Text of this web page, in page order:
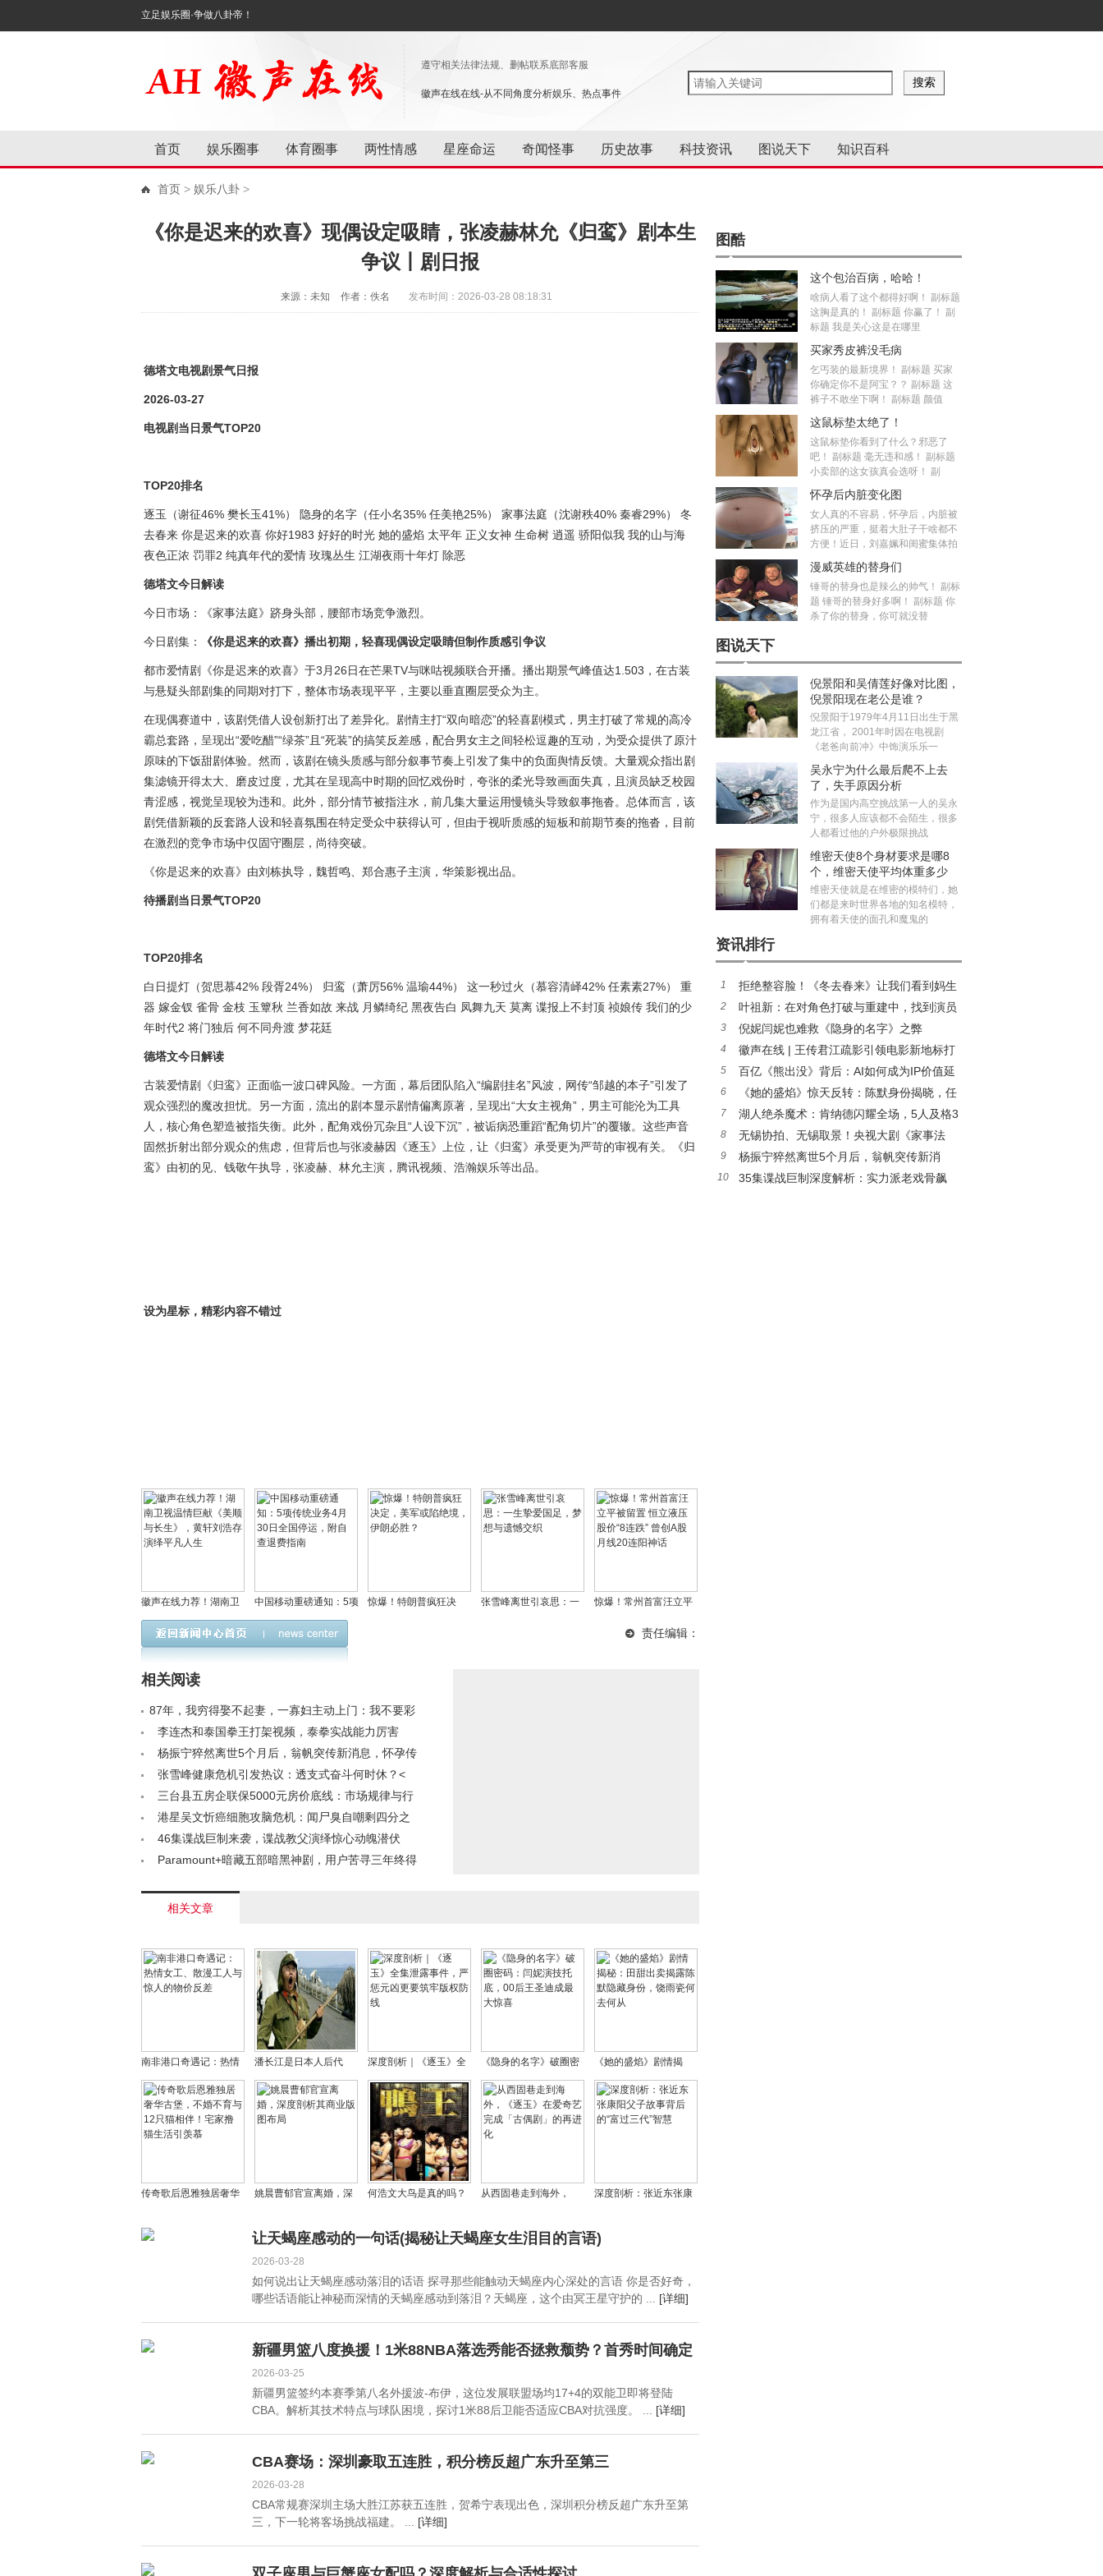
立足娱乐圈·争做八卦帝！
遵守相关法律法规、删帖联系底部客服
徽声在线在线-从不同角度分析娱乐、热点事件
首页 娱乐圈事 体育圈事 两性情感 星座命运 奇闻怪事 历史故事 科技资讯 图说天下 知识百科
首页 > 娱乐八卦 >
《你是迟来的欢喜》现偶设定吸睛，张凌赫林允《归鸾》剧本生
争议丨剧日报
来源：未知 作者：佚名 发布时间：2026-03-28 08:18:31
德塔文电视剧景气日报
2026-03-27
电视剧当日景气TOP20
TOP20排名
逐玉（谢征46% 樊长玉41%） 隐身的名字（任小名35% 任美艳25%） 家事法庭（沈谢秩40% 秦睿29%） 冬
去春来 你是迟来的欢喜 你好1983 好好的时光 她的盛焰 太平年 正义女神 生命树 逍遥 骄阳似我 我的山与海
夜色正浓 罚罪2 纯真年代的爱情 玫瑰丛生 江湖夜雨十年灯 除恶
德塔文今日解读
今日市场：《家事法庭》跻身头部，腰部市场竞争激烈。
今日剧集： 《你是迟来的欢喜》播出初期，轻喜现偶设定吸睛但制作质感引争议
都市爱情剧《你是迟来的欢喜》于3月26日在芒果TV与咪咕视频联合开播。播出期景气峰值达1.503，在古装
与悬疑头部剧集的同期对打下，整体市场表现平平，主要以垂直圈层受众为主。
在现偶赛道中，该剧凭借人设创新打出了差异化。剧情主打“双向暗恋”的轻喜剧模式，男主打破了常规的高冷
霸总套路，呈现出“爱吃醋”“绿茶”且“死装”的搞笑反差感，配合男女主之间轻松逗趣的互动，为受众提供了原汁
原味的下饭甜剧体验。然而，该剧在镜头质感与部分叙事节奏上引发了集中的负面舆情反馈。大量观众指出剧
集滤镜开得太大、磨皮过度，尤其在呈现高中时期的回忆戏份时，夸张的柔光导致画面失真，且演员缺乏校园
青涩感，视觉呈现较为违和。此外，部分情节被指注水，前几集大量运用慢镜头导致叙事拖沓。总体而言，该
剧凭借新颖的反套路人设和轻喜氛围在特定受众中获得认可，但由于视听质感的短板和前期节奏的拖沓，目前
在激烈的竞争市场中仅固守圈层，尚待突破。
《你是迟来的欢喜》由刘栋执导，魏哲鸣、郑合惠子主演，华策影视出品。
待播剧当日景气TOP20
TOP20排名
白日提灯（贺思慕42% 段胥24%） 归鸾（萧厉56% 温瑜44%） 这一秒过火（慕容清峄42% 任素素27%） 重
器 嫁金钗 雀骨 金枝 玉簟秋 兰香如故 来战 月鳞绮纪 黑夜告白 凤舞九天 莫离 谍报上不封顶 祯娘传 我们的少
年时代2 将门独后 何不同舟渡 梦花廷
德塔文今日解读
古装爱情剧《归鸾》正面临一波口碑风险。一方面，幕后团队陷入“编剧挂名”风波，网传“邹越的本子”引发了
观众强烈的魔改担忧。另一方面，流出的剧本显示剧情偏离原著，呈现出“大女主视角”，男主可能沦为工具
人，核心角色塑造被指失衡。此外，配角戏份冗杂且“人设下沉”，被诟病恐重蹈“配角切片”的覆辙。这些声音
固然折射出部分观众的焦虑，但背后也与张凌赫因《逐玉》上位，让《归鸾》承受更为严苛的审视有关。《归
鸾》由初的见、钱敬午执导，张凌赫、林允主演，腾讯视频、浩瀚娱乐等出品。
设为星标，精彩内容不错过
徽声在线力荐！湖南卫
视温情巨献《美顺与长
生》，黄轩刘浩存演绎
中国移动重磅通知：5项
传统业务4月30日全国
停运，附自查退费指南
惊爆！特朗普疯狂决
张雪峰离世引哀思：一
惊爆！常州首富汪立平
连跌” 曾创A股月线20连
责任编辑：
相关阅读
87年，我穷得娶不起妻，一寡妇主动上门：我不要彩
礼，但有条件< /a>
李连杰和泰国拳王打架视频，泰拳实战能力厉害
吗？< /a>
杨振宁猝然离世5个月后，翁帆突传新消息，怀孕传
闻早就真相大白< /a>
张雪峰健康危机引发热议：透支式奋斗何时休？<
/a> 三台县五房企联保5000元房价底线：市场规律与行
政干预的博弈< /a>
港星吴文忻癌细胞攻脑危机：闻尸臭自嘲剩四分之
一命，为女儿苦撑求生< /a>
46集谍战巨制来袭，谍战教父演绎惊心动魄潜伏
战，再现高能谍中谍传奇！< /a>
Paramount+暗藏五部暗黑神剧，用户苦寻三年终得
相关文章
南非港口奇遇记：热情
女工、散漫工人与惊人
的物价反差
潘长江是日本人后代
吗？潘长江的儿子叫潘
朝？
深度剖析｜《逐玉》全
集泄露事件，严惩元凶
更要筑牢版权防线
《隐身的名字》破圈密
码：闫妮演技托底，00
后王圣迪成最大惊喜
《她的盛焰》剧情揭
秘：田甜出卖揭露陈默
隐藏身份，饶雨瓷何去
何从
传奇歌后恩雅独居奢华
猫相伴！宅家撸猫生活
姚晨曹郁官宣离婚，深
何浩文大鸟是真的吗？
从西固巷走到海外，
「古偶剧」的再进化
深度剖析：张近东张康
三代”智慧
让天蝎座感动的一句话(揭秘让天蝎座女生泪目的言语)
2026-03-28
如何说出让天蝎座感动落泪的话语 探寻那些能触动天蝎座内心深处的言语 你是否好奇，
哪些话语能让神秘而深情的天蝎座感动到落泪？天蝎座，这个由冥王星守护的 ... [详细]
新疆男篮八度换援！1米88NBA落选秀能否拯救颓势？首秀时间确定
2026-03-25
新疆男篮签约本赛季第八名外援波-布伊，这位发展联盟场均17+4的双能卫即将登陆
CBA。解析其技术特点与球队困境，探讨1米88后卫能否适应CBA对抗强度。 ... [详细]
CBA赛场：深圳豪取五连胜，积分榜反超广东升至第三
2026-03-28
CBA常规赛深圳主场大胜江苏获五连胜，贺希宁表现出色，深圳积分榜反超广东升至第
三，下一轮将客场挑战福建。 ... [详细]
图酷
这个包治百病，哈哈！
啥病人看了这个都得好啊！ 副标题
这胸是真的！ 副标题 你赢了！ 副
标题 我是关心这是在哪里
买家秀皮裤没毛病
乞丐装的最新境界！ 副标题 买家
你确定你不是阿宝？？ 副标题 这
裤子不敢坐下啊！ 副标题 颜值
这鼠标垫太绝了！
这鼠标垫你看到了什么？邪恶了
吧！ 副标题 毫无违和感！ 副标题
小卖部的这女孩真会选呀！ 副
怀孕后内脏变化图
女人真的不容易，怀孕后，内脏被
挤压的严重，挺着大肚子干啥都不
方便！近日，刘嘉姵和闺蜜集体拍
漫威英雄的替身们
锤哥的替身也是辣么的帅气！ 副标
题 锤哥的替身好多啊！ 副标题 你
杀了你的替身，你可就没替
图说天下
倪景阳和吴倩莲好像对比图，
倪景阳现在老公是谁？
倪景阳于1979年4月11日出生于黑
龙江省， 2001年时因在电视剧
《老爸向前冲》中饰演乐乐一
吴永宁为什么最后爬不上去
了，失手原因分析
作为是国内高空挑战第一人的吴永
宁，很多人应该都不会陌生，很多
人都看过他的户外极限挑战
维密天使8个身材要求是哪8
个，维密天使平均体重多少
斤？
维密天使就是在维密的模特们，她
们都是来时世界各地的知名模特，
拥有着天使的面孔和魔鬼的
资讯排行
1
拒绝整容脸！《冬去春来》让我们看到妈生
脸在年代剧中的高级魅力
2
叶祖新：在对角色打破与重建中，找到演员
的质感丨对话
3 倪妮闫妮也难救《隐身的名字》之弊
4
徽声在线 | 王传君江疏影引领电影新地标打
卡热潮
5
百亿《熊出没》背后：AI如何成为IP价值延
伸的“放大器”?
6
《她的盛焰》惊天反转：陈默身份揭晓，任
静投靠饶雨瓷竟藏十年布局
7
湖人绝杀魔术：肯纳德闪耀全场，5人及格3
人低迷
8
无锡协拍、无锡取景！央视大剧《家事法
庭》今日盛大开播！
9
杨振宁猝然离世5个月后，翁帆突传新消
息，怀孕传闻早就真相大白
10
35集谍战巨制深度解析：实力派老戏骨飙